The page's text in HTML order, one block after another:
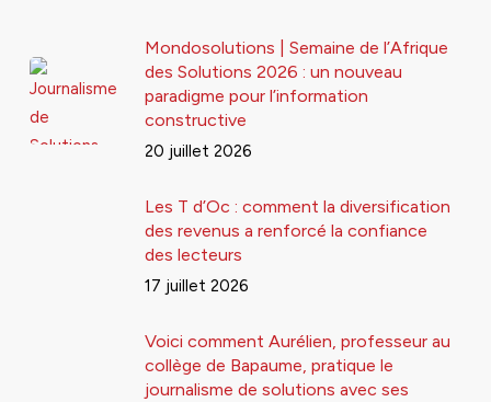
Mondosolutions | Semaine de l’Afrique
des Solutions 2026 : un nouveau
paradigme pour l’information
constructive
20 juillet 2026
Les T d’Oc : comment la diversification
des revenus a renforcé la confiance
des lecteurs
17 juillet 2026
Voici comment Aurélien, professeur au
collège de Bapaume, pratique le
journalisme de solutions avec ses